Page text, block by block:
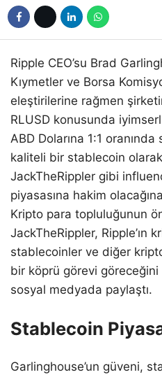
Ripple CEO’su Brad
Kıymetler ve Borsa
eleştirilerine rağmen
RLUSD konusunda
ABD Dolarına 1:1
kaliteli bir stablecoin
JackTheRippler gibi
piyasasına hakim
Kripto para topluluğunun
JackTheRippler, Ripple’ın
stablecoinler ve diğer
bir köprü görevi göreceğini
sosyal medyada paylaştı.
Stablecoin
Garlinghouse’un güveni,